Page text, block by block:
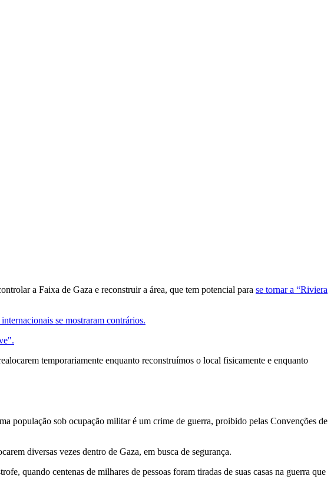
a Faixa de Gaza e reconstruir a área, que tem potencial para se tornar a “Riviera
se mostraram contrários.
temporariamente enquanto reconstruímos o local fisicamente e enquanto
população sob ocupação militar é um crime de guerra, proibido pelas Convenções de
diversas vezes dentro de Gaza, em busca de segurança.
quando centenas de milhares de pessoas foram tiradas de suas casas na guerra que